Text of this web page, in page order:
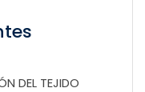
DEL TEJIDO